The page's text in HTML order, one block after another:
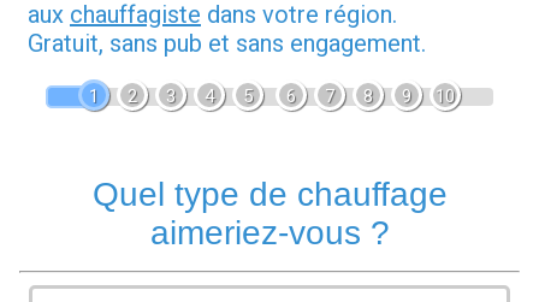
aux chauffagiste dans votre région.
Gratuit, sans pub et sans engagement.
1 2 3 4 5 6 7 8 9 10
Quel type de chauffage
aimeriez-vous ?